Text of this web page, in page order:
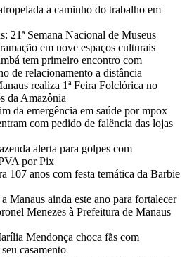
a caminho do trabalho em
21ª Semana Nacional de Museus
em nove espaços culturais
tem primeiro encontro com
de relacionamento a distância
realiza 1ª Feira Folclórica no
da Amazônia
da emergência em saúde por mpox
com pedido de falência das lojas
alerta para golpes com
por Pix
107 anos com festa temática da Barbie
Manaus ainda este ano para fortalecer
Menezes à Prefeitura de Manaus
Mendonça choca fãs com
casamento